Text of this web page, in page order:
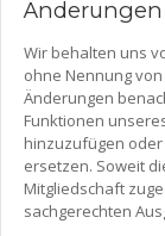
Änderungen
Wir behalten uns
ohne Nennung
Änderungen
Funktionen
hinzuzufügen
ersetzen. Soweit
Mitgliedschaft
sachgerechten